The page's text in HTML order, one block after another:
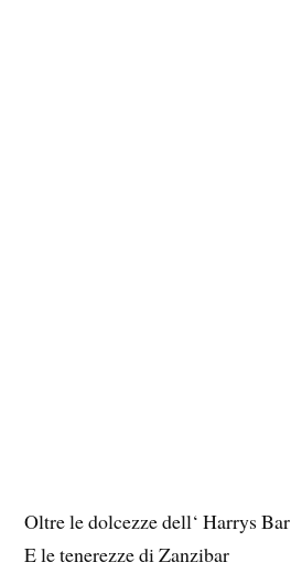
Oltre le dolcezze dell‘ Harrys Bar
E le tenerezze di Zanzibar